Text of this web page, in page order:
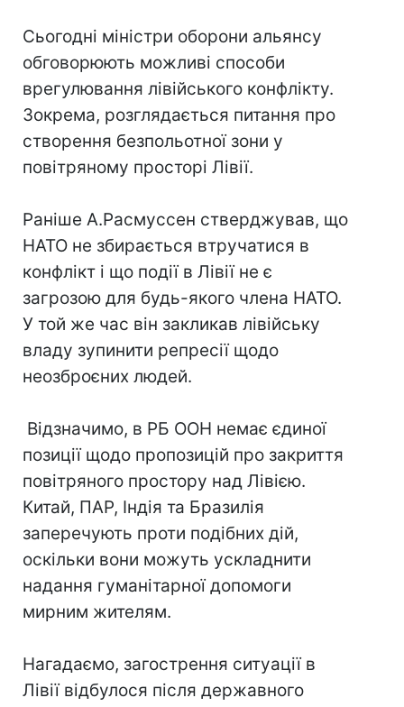
Сьогодні міністри оборони альянсу
обговорюють можливі способи
врегулювання лівійського конфлікту.
Зокрема, розглядається питання про
створення безпольотної зони у
повітряному просторі Лівії.
Раніше А.Расмуссен стверджував, що
НАТО не збирається втручатися в
конфлікт і що події в Лівії не є
загрозою для будь-якого члена НАТО.
У той же час він закликав лівійську
владу зупинити репресії щодо
неозброєних людей.
Відзначимо, в РБ ООН немає єдиної
позиції щодо пропозицій про закриття
повітряного простору над Лівією.
Китай, ПАР, Індія та Бразилія
заперечують проти подібних дій,
оскільки вони можуть ускладнити
надання гуманітарної допомоги
мирним жителям.
Нагадаємо, загострення ситуації в
Лівії відбулося після державного